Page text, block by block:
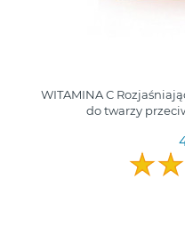
WITAMINA C
do twarzy